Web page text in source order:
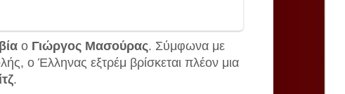
ο Γιώργος Μασούρας. Σύμφωνα με
ο Έλληνας εξτρέμ βρίσκεται πλέον μια
.